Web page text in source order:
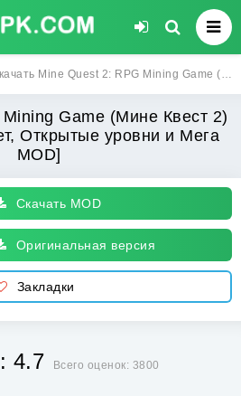
Quest 2: RPG Mining Game (Мине Квест 2) [МОД: Много монет, Открытые уровни и Мега MOD] | Взлом Mine Quest 2: RPG Mining Game на Андроид
Game (Мине Квест 2)
Открытые уровни и Мега
MOD]
Скачать MOD
Оригинальная версия
Закладки
4.7 Всего оценок: 3800